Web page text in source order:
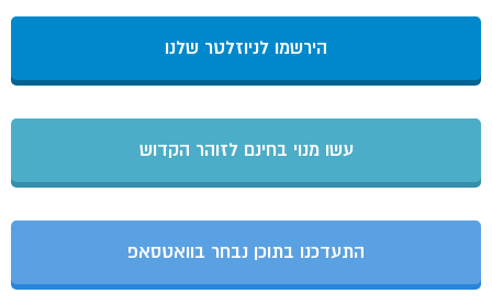
הירשמו לניוזלטר שלנו
עשו מנוי בחינם לזוהר הקדוש
התעדכנו בתוכן נבחר בוואטסאפ